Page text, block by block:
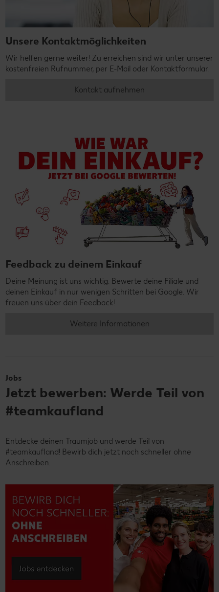
Unsere Kontaktmöglichkeiten
Wir helfen gerne weiter! Zu erreichen sind wir unter unserer
kostenfreien Rufnummer, per E-Mail oder Kontaktformular.
Kontakt aufnehmen
Feedback zu deinem Einkauf
Deine Meinung ist uns wichtig. Bewerte deine Filiale und
deinen Einkauf in nur wenigen Schritten bei Google. Wir
freuen uns über dein Feedback!
Weitere Informationen
Jobs
Jetzt bewerben: Werde Teil von
#teamkaufland
Entdecke deinen Traumjob und werde Teil von
#teamkaufland! Bewirb dich jetzt noch schneller ohne
Anschreiben.